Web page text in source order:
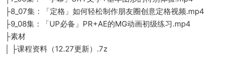
├8_07集：「定格」如何轻松制作朋友圈创意定格视频.mp4
├9_08集：「UP必备」PR+AE的MG动画初级练习.mp4
├素材
│ ├课程资料（12.27更新）.7z